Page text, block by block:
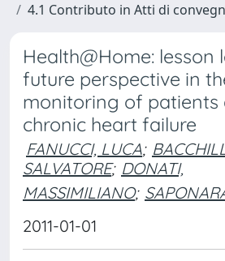
4.1 Contributo in Atti di
Health@Home: lesson
future perspective in
monitoring of patients
chronic heart failure
FANUCCI, LUCA;
SALVATORE; DONATI,
MASSIMILIANO;
2011-01-01